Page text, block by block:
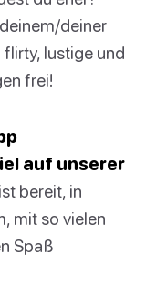
deiner
lustige und
frei!
auf unserer
bereit, in
mit so vielen
Spaß